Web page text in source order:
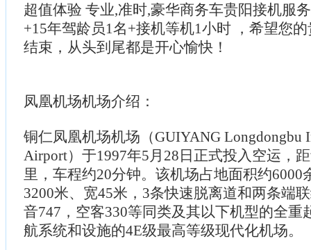
超值体验 专业,准时,豪华商务车贵阳接机服
+15年驾龄员1名+接机等机1小时 ，希望您
结束，从头到尾都是开心愉快！
凤凰机场机场介绍：
铜仁凤凰机场机场（GUIYANG Longdongbu
Airport）于1997年5月28日正式投入空运，
里，车程约20分钟。该机场占地面积约6000
3200米、宽45米，3条快速脱离道和两条端
音747，空客330等同类及其以下机型的全重
航系统和设施的4E级最高等级现代化机场。